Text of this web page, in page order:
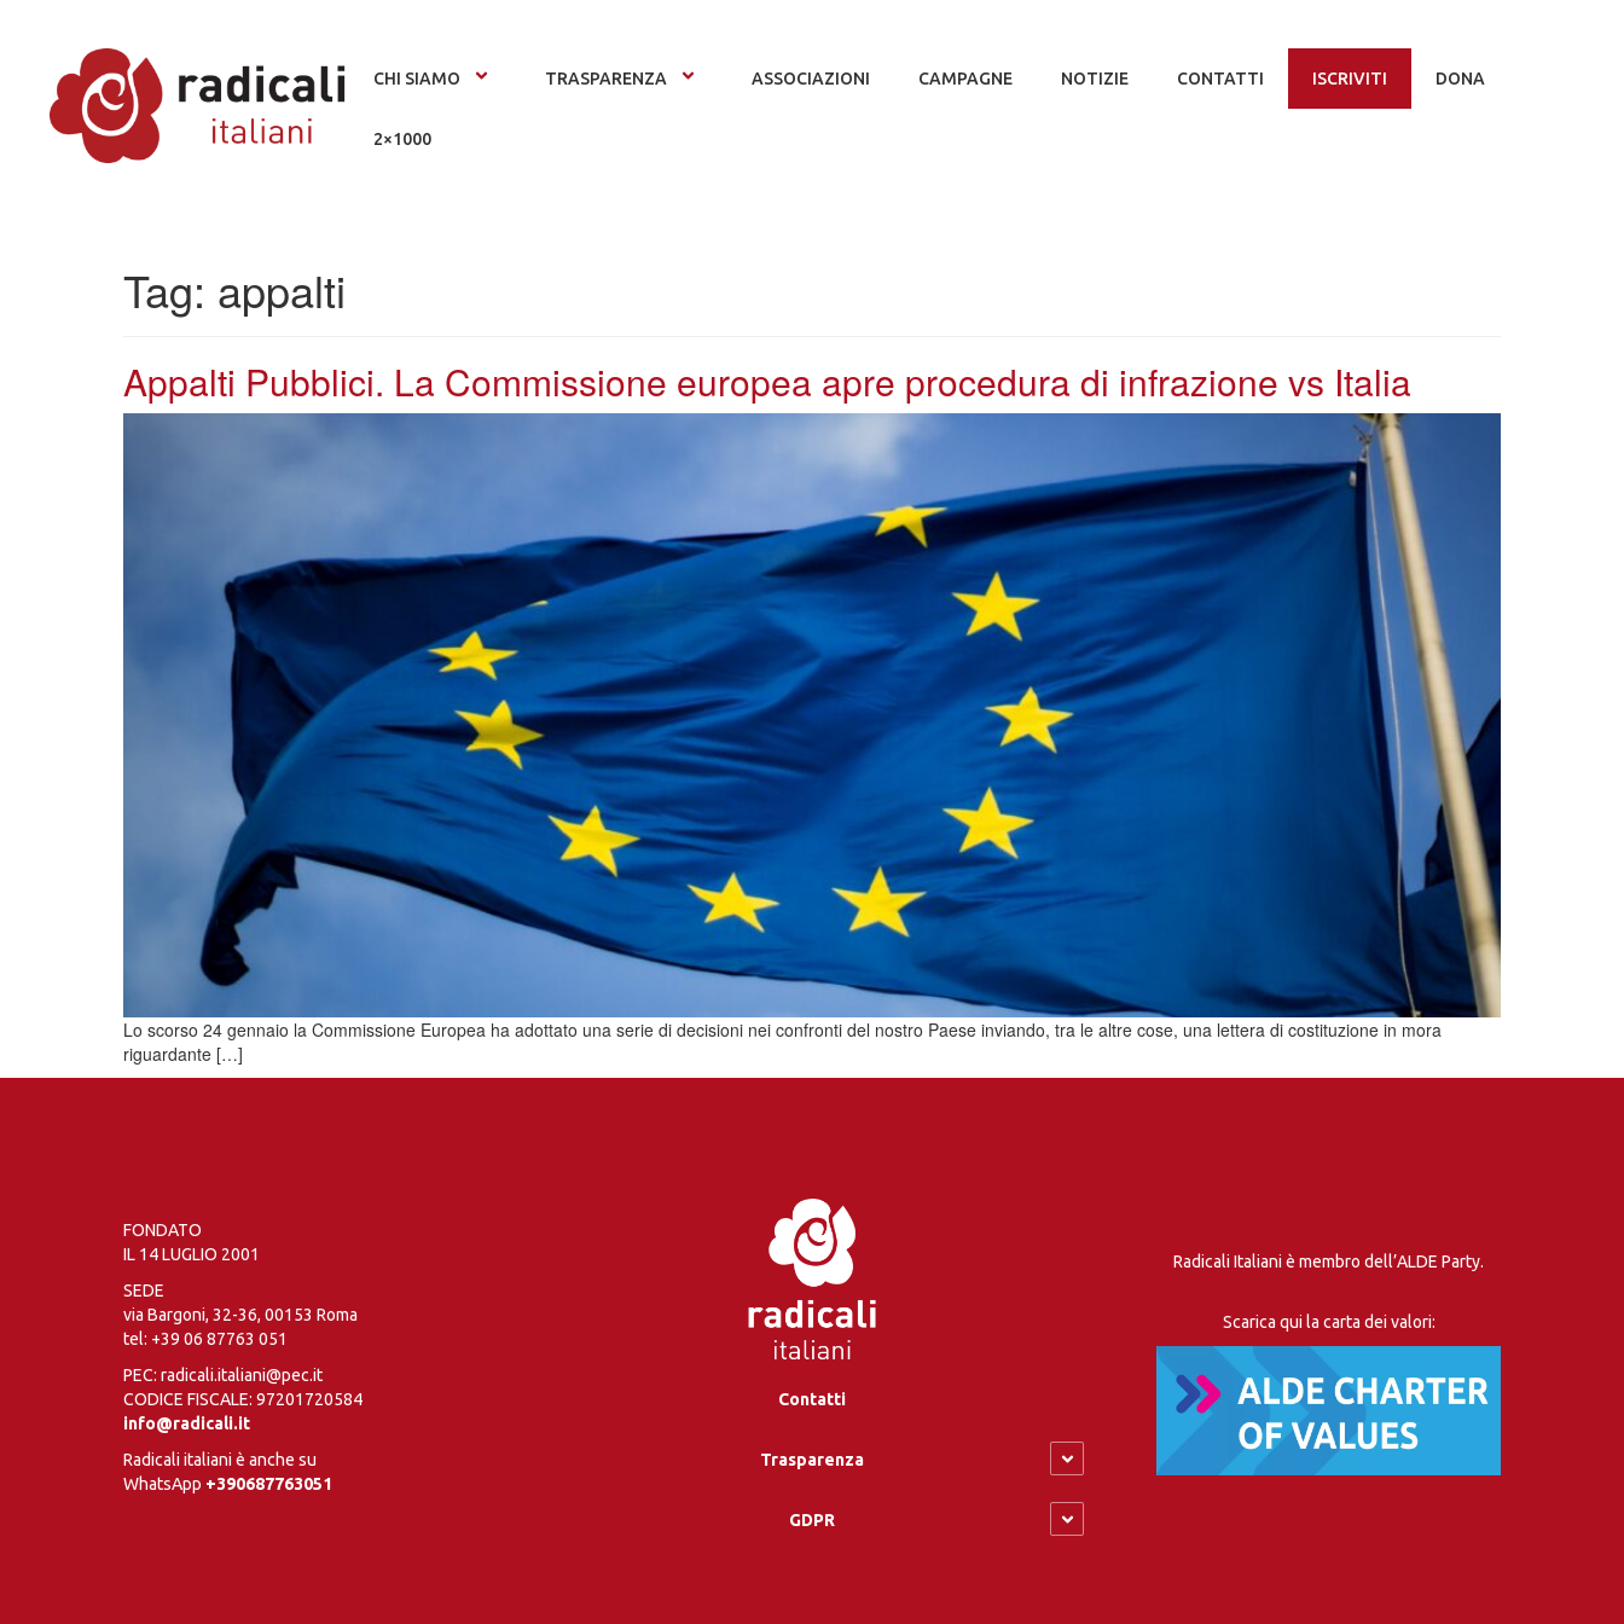
CHI SIAMO TRASPARENZA ASSOCIAZIONI CAMPAGNE NOTIZIE CONTATTI ISCRIVITI DONA
2×1000
Tag: appalti
Appalti Pubblici. La Commissione europea apre procedura di infrazione vs Italia
Lo scorso 24 gennaio la Commissione Europea ha adottato una serie di decisioni nei confronti del nostro Paese inviando, tra le altre cose, una lettera di costituzione in mora
riguardante […]
FONDATO
IL 14 LUGLIO 2001
SEDE
via Bargoni, 32-36, 00153 Roma
tel: +39 06 87763 051
PEC: radicali.italiani@pec.it
CODICE FISCALE: 97201720584
info@radicali.it
Radicali italiani è anche su
WhatsApp +390687763051
Contatti
Trasparenza
GDPR
Radicali Italiani è membro dell’ALDE Party.
Scarica qui la carta dei valori: